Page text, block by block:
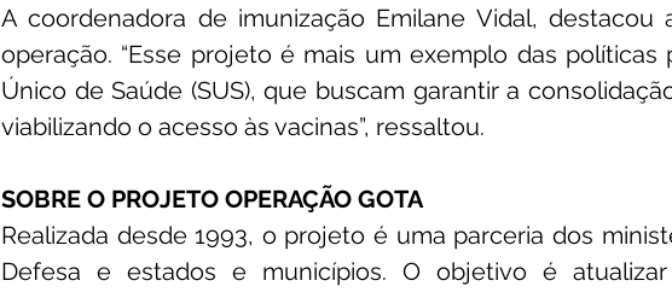
A coordenadora de imunização Emilane Vidal, destacou
operação. “Esse projeto é mais um exemplo das políticas
Único de Saúde (SUS), que buscam garantir a
viabilizando o acesso às vacinas”, ressaltou.
SOBRE O PROJETO OPERAÇÃO GOTA
Realizada desde 1993, o projeto é uma parceria dos
Defesa e estados e municípios. O objetivo é